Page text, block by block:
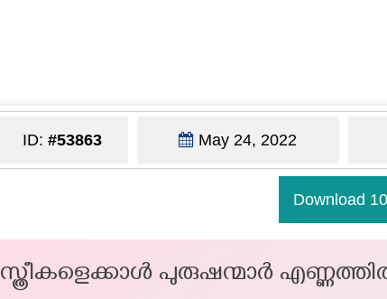
ID: #53863 May 24, 2022
Download
സ്ത്രീകളെക്കാൾ പുരുഷന്മാർ